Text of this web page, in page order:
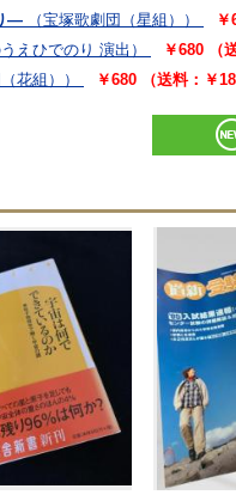
―
（宝塚歌劇団（星組））
えひでのり 演出）
￥680 （
花組）） ￥680 （送料：￥